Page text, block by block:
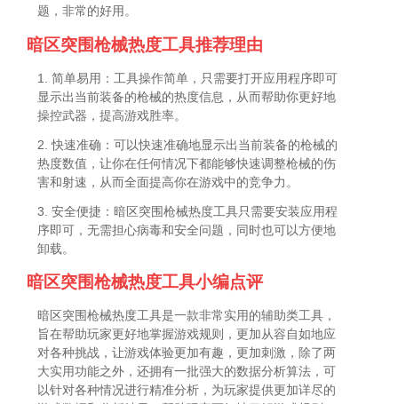
题，非常的好用。
暗区突围枪械热度工具推荐理由
1. 简单易用：工具操作简单，只需要打开应用程序即可
显示出当前装备的枪械的热度信息，从而帮助你更好地
操控武器，提高游戏胜率。
2. 快速准确：可以快速准确地显示出当前装备的枪械的
热度数值，让你在任何情况下都能够快速调整枪械的伤
害和射速，从而全面提高你在游戏中的竞争力。
3. 安全便捷：暗区突围枪械热度工具只需要安装应用程
序即可，无需担心病毒和安全问题，同时也可以方便地
卸载。
暗区突围枪械热度工具小编点评
暗区突围枪械热度工具是一款非常实用的辅助类工具，
旨在帮助玩家更好地掌握游戏规则，更加从容自如地应
对各种挑战，让游戏体验更加有趣，更加刺激，除了两
大实用功能之外，还拥有一批强大的数据分析算法，可
以针对各种情况进行精准分析，为玩家提供更加详尽的